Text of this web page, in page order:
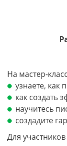
На мастер-
узнаете, как
как создать
научитесь
создадите
Для